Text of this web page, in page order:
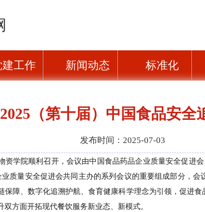
建工作 新闻动态 标准化
（第十届）中国食品安全
发布时间：2025-07-03
资学院顺利召开， 会议由中国食品药品企业质量安全促进会
质量安全促进会共同主办的系列会议的重要组成部分， 会
障、数字化追溯护航、食育健康科学理念为引领，促进
方面开拓现代餐饮服务新业态、新模式。